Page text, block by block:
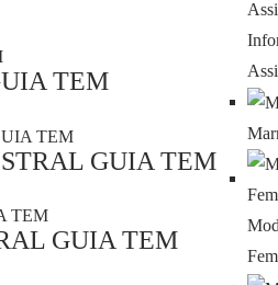
TEM
GUIA TEM
GUIA TEM